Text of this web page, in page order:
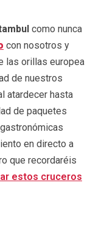
como nunca
con nosotros y
las orillas europea
de nuestros
atardecer hasta
de paquetes
en directo a
que recordaréis
estos cruceros